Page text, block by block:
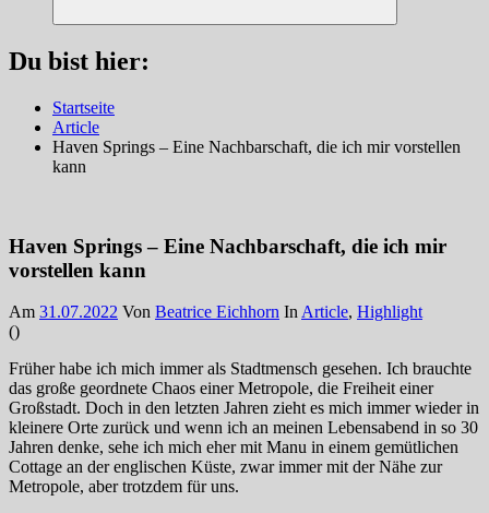
Suchen
Du bist hier:
Startseite
Article
Haven Springs – Eine Nachbarschaft, die ich mir vorstellen
kann
Haven Springs – Eine Nachbarschaft, die ich mir
vorstellen kann
Am 31.07.2022 Von Beatrice Eichhorn In Article, Highlight
()
Früher habe ich mich immer als Stadtmensch gesehen. Ich brauchte
das große geordnete Chaos einer Metropole, die Freiheit einer
Großstadt. Doch in den letzten Jahren zieht es mich immer wieder in
kleinere Orte zurück und wenn ich an meinen Lebensabend in so 30
Jahren denke, sehe ich mich eher mit Manu in einem gemütlichen
Cottage an der englischen Küste, zwar immer mit der Nähe zur
Metropole, aber trotzdem für uns.